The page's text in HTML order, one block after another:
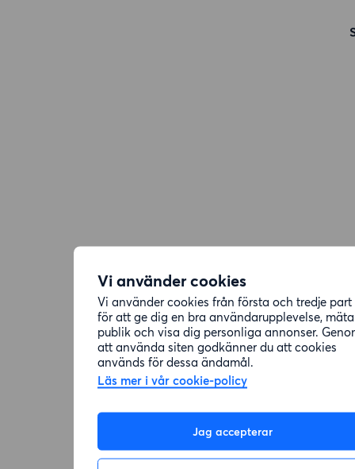
Vi använder cookies
Vi använder cookies från första och tredje part
för att ge dig en bra användarupplevelse, mäta
publik och visa dig personliga annonser.
att använda siten godkänner du att cookies
används för dessa ändamål.
Läs mer i vår cookie-policy
Jag accepterar